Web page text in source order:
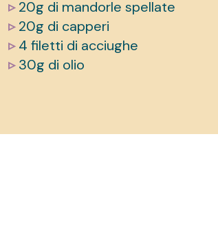
▹20g di mandorle spellate
▹20g di capperi
▹4 filetti di acciughe
▹30g di olio